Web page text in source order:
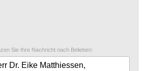
Sie Ihre Nachricht nach Belieben: